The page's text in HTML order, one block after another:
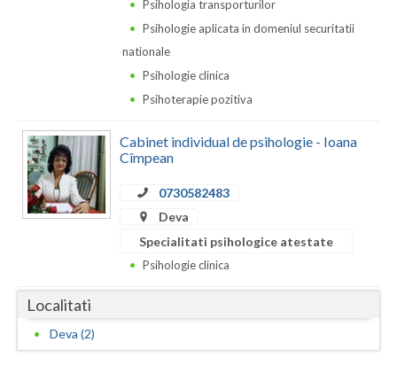
Gorj
Harghita
Hunedoara
Maramures
Psihologia transporturilor
Psihologie aplicata in domeniul securitatii
nationale
Psihologie clinica
Psihoterapie pozitiva
Cabinet individual de psihologie - Ioana
Cîmpean
0730582483
Deva
Specialitati psihologice atestate
Psihologie clinica
Localitati
Deva (2)